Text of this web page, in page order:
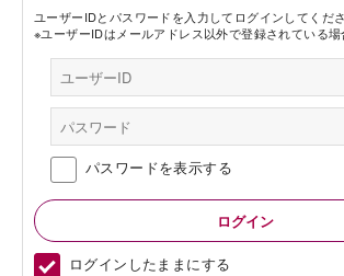
ユーザーIDとパスワードを入力してログインしてくださ
※ユーザーIDはメールアドレス以外で登録されている場
パスワードを表示する
ログインしたままにする